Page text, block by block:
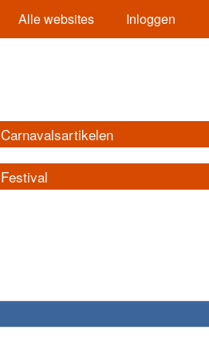
Alle websites Inloggen
Carnavalsartikelen
Festival